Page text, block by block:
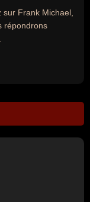
Frank Michael,
répondrons